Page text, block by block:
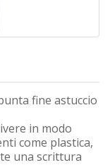
fine astuccio
in modo
come plastica,
una scrittura